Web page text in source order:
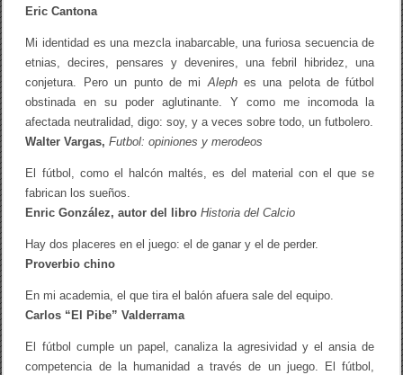
Eric Cantona
Mi identidad es una mezcla inabarcable, una furiosa secuencia de
etnias, decires, pensares y devenires, una febril hibridez, una
conjetura. Pero un punto de miAlephes una pelota de fútbol
obstinada en su poder aglutinante. Y como me incomoda la
afectada neutralidad, digo: soy, y a veces sobre todo, un futbolero.
Walter Vargas,Futbol: opiniones y merodeos
El fútbol, como el halcón maltés, es del material con el que se
fabrican los sueños.
Enric González, autor del libroHistoria del Calcio
Hay dos placeres en el juego: el de ganar y el de perder.
Proverbio chino
En mi academia, el que tira el balón afuera sale del equipo.
Carlos “El Pibe” Valderrama
El fútbol cumple un papel, canaliza la agresividad y el ansia de
competencia de la humanidad a través de un juego. El fútbol,